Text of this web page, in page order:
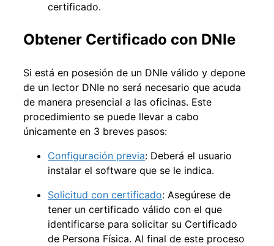
certificado.
Obtener Certificado con DNIe
Si está en posesión de un DNIe válido y depone
de un lector DNIe no será necesario que acuda
de manera presencial a las oficinas. Este
procedimiento se puede llevar a cabo
únicamente en 3 breves pasos:
Configuración previa: Deberá el usuario
instalar el software que se le indica.
Solicitud con certificado: Asegúrese de
tener un certificado válido con el que
identificarse para solicitar su Certificado
de Persona Física. Al final de este proceso